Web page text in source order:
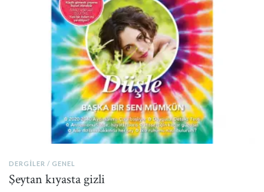
DERGILER GENEL
Şeytan kıyasta gizli